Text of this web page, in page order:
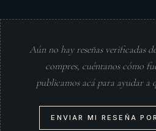
Aún no hay reseñas verificadas
compres, cuéntanos cómo
publicamos acá para ayudar a
ENVIAR MI RESEÑA